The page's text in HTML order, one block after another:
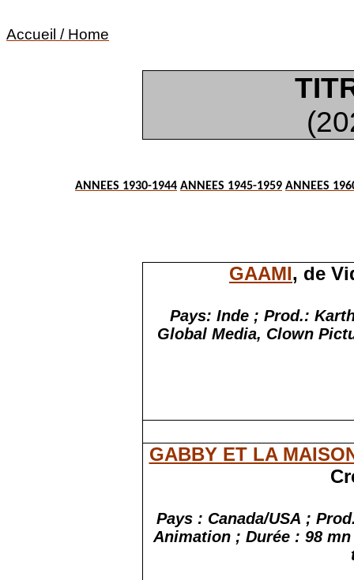
Accueil / Home
ANNEES 1930-1944 ANNEES 1945-1959 ANNEES
GAAMI, de
Pays: Inde ; Prod.:
Global Media, Clown
GABBY ET LA
Pays : Canada/USA ;
Animation ; Durée : 98